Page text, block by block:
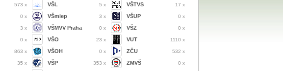
573 x
0 x
3 x
0 x
863 x
35 x
VŠL 5 x
VŠmiep 3 x
VŠMVV Praha 0 x
VŠO 23 x
VŠOH 0 x
VŠP 353 x
VŠTVS 17 x
VŠUP 0 x
VŠZ 0 x
VUT 1110 x
ZČU 532 x
ZMVŠ 0 x